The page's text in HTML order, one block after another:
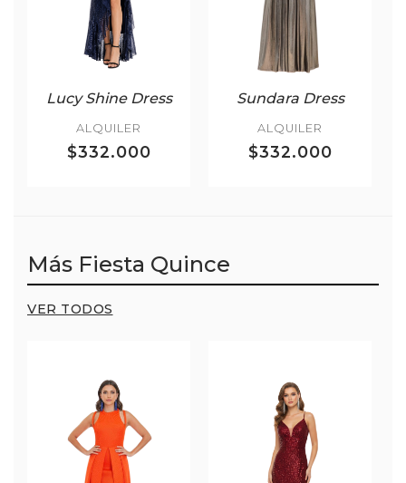
Lucy Shine Dress
ALQUILER
$332.000
Sundara Dress
ALQUILER
$332.000
Más Fiesta Quince
VER TODOS